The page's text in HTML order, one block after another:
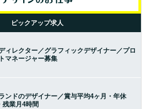
ピックアップ求人
ィレクター／グラフィックデザイナー／プロ
マネージャー募集
ンドのデザイナー／賞与平均4ヶ月・年休
残業月4時間